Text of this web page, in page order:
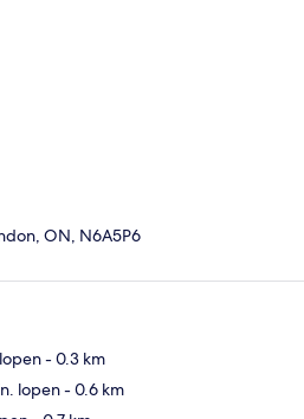
ON, N6A5P6
- 0.3 km
lopen- 0.6 km